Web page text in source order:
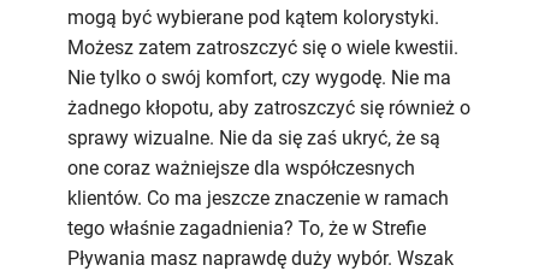
mogą być wybierane pod kątem kolorystyki.
Możesz zatem zatroszczyć się o wiele kwestii.
Nie tylko o swój komfort, czy wygodę. Nie ma
żadnego kłopotu, aby zatroszczyć się również o
sprawy wizualne. Nie da się zaś ukryć, że są
one coraz ważniejsze dla współczesnych
klientów. Co ma jeszcze znaczenie w ramach
tego właśnie zagadnienia? To, że w Strefie
Pływania masz naprawdę duży wybór. Wszak